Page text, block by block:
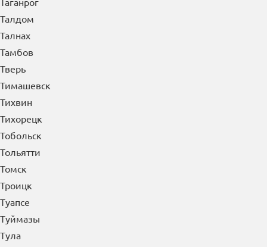
Ступино
Сургут
Сызрань
Сыктывкар
Т
Таганрог
Талдом
Талнах
Тамбов
Тверь
Тимашевск
Тихвин
Тихорецк
Тобольск
Тольятти